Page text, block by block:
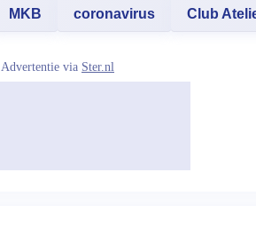
MKB coronavirus Club
Advertentie via Ster.nl